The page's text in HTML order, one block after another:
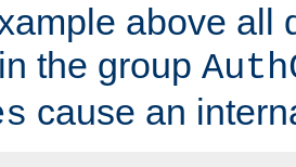
above all
the group
cause an